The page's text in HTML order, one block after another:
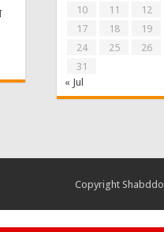
10
11 12
17
18 19
24
25 26
31
« Jul
Copyright